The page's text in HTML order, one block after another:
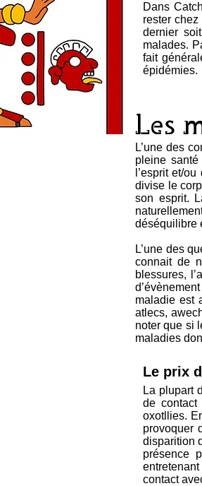
Dans
rester
dernier
malades.
fait
épidémies.
Les
L’une des
pleine
l’esprit et/
divise le
son esprit.
déséquilibre
L’une des
connait de
blessures,
maladie est
atlecs,
noter que si
maladies
Le prix
La plupart
de contact
oxotllies.
provoquer
disparition
présence
contact